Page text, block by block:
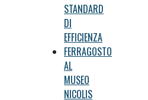
STANDARD
DI
EFFICIENZA
FERRAGOSTO
AL
MUSEO
NICOLIS